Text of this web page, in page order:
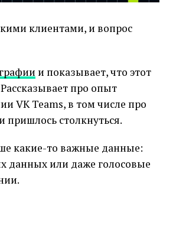
клиентами, и вопрос
и показывает, что этот
про опыт
VK Teams, в том числе про
столкнуться.
какие-то важные данные:
данных или даже голосовые